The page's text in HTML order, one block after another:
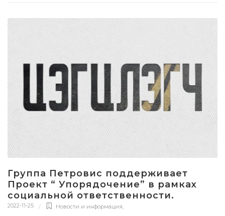
Группа Петровис поддерживает
Проект “ Упорядочение” в рамках
социальной ответственности.
2022-11-25 Новости и информация,